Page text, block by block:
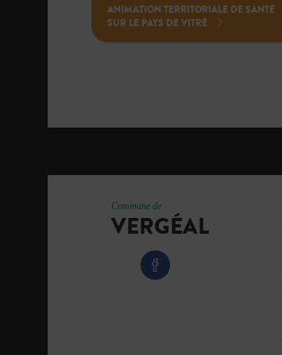
ANIMATION TERRITORIALE DE SANTÉ
SUR LE PAYS DE VITRÉ
Commune de
VERGÉAL